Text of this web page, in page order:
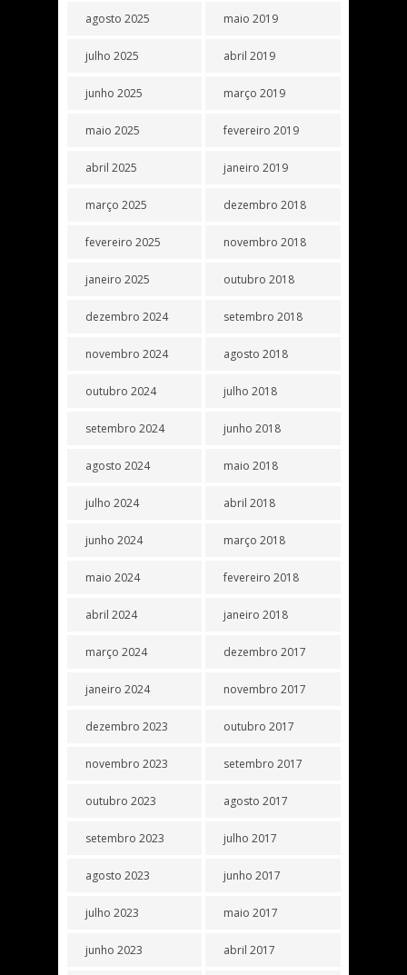
agosto 2025
julho 2025
junho 2025
maio 2025
abril 2025
março 2025
fevereiro 2025
janeiro 2025
dezembro 2024
novembro 2024
outubro 2024
setembro 2024
agosto 2024
julho 2024
junho 2024
maio 2024
abril 2024
março 2024
janeiro 2024
dezembro 2023
novembro 2023
outubro 2023
setembro 2023
agosto 2023
julho 2023
junho 2023
maio 2019
abril 2019
março 2019
fevereiro 2019
janeiro 2019
dezembro 2018
novembro 2018
outubro 2018
setembro 2018
agosto 2018
julho 2018
junho 2018
maio 2018
abril 2018
março 2018
fevereiro 2018
janeiro 2018
dezembro 2017
novembro 2017
outubro 2017
setembro 2017
agosto 2017
julho 2017
junho 2017
maio 2017
abril 2017